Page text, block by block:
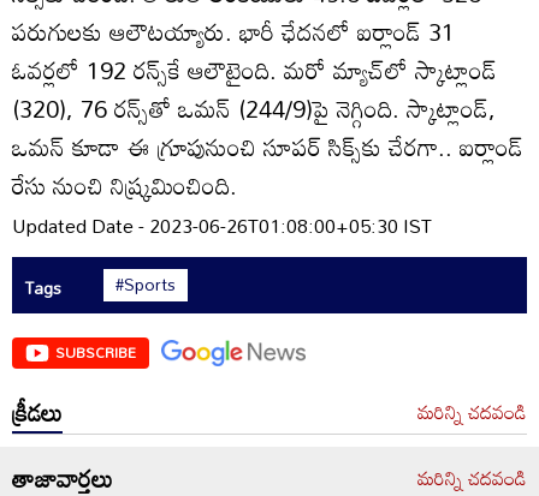
పరుగులకు ఆలౌటయ్యారు. భారీ ఛేదనలో ఐర్లాండ్‌ 31
ఓవర్లలో 192 రన్స్‌కే ఆలౌటైంది. మరో మ్యాచ్‌లో స్కాట్లాండ్‌
(320), 76 రన్స్‌తో ఒమన్‌ (244/9)పై నెగ్గింది. స్కాట్లాండ్‌,
ఒమన్‌ కూడా ఈ గ్రూపునుంచి సూపర్‌ సిక్స్‌కు చేరగా.. ఐర్లాండ్‌
రేసు నుంచి నిష్క్రమించింది.
Updated Date - 2023-06-26T01:08:00+05:30 IST
Tags #Sports
SUBSCRIBE
క్రీడలు మరిన్ని చదవండి
తాజావార్తలు మరిన్ని చదవండి